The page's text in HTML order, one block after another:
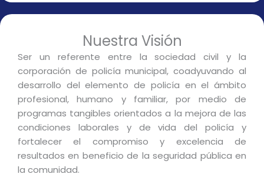
Nuestra Visión
Ser un referente entre la sociedad civil y la
corporación de policía municipal, coadyuvando al
desarrollo del elemento de policía en el ámbito
profesional, humano y familiar, por medio de
programas tangibles orientados a la mejora de las
condiciones laborales y de vida del policía y
fortalecer el compromiso y excelencia de
resultados en beneficio de la seguridad pública en
la comunidad.